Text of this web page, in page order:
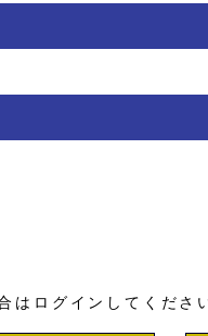
はログインしてくださ